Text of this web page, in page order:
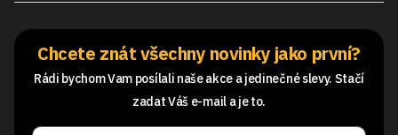
Chcete znát všechny novinky jako první?
Rádi bychom Vam posílali naše akce a jedinečné slevy. Stačí
zadat Váš e-mail a je to.